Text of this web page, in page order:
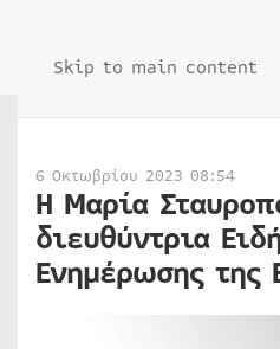
Skip to main content
6 Οκτωβρίου 2023 08:54
Η Μαρία
διευθύντρια
Ενημέρωσης της